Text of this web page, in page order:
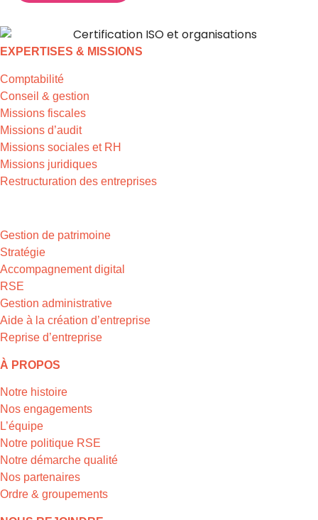
EXPERTISES & MISSIONS
Comptabilité
Conseil & gestion
Missions fiscales
Missions d’audit
Missions sociales et RH
Missions juridiques
Restructuration des entreprises
Gestion de patrimoine
Stratégie
Accompagnement digital
RSE
Gestion administrative
Aide à la création d’entreprise
Reprise d’entreprise
À PROPOS
Notre histoire
Nos engagements
L’équipe
Notre politique RSE
Notre démarche qualité
Nos partenaires
Ordre & groupements